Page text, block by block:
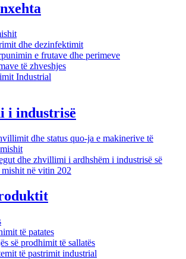
dhe dezinfektimit
e frutave dhe perimeve
të zhveshjes
Industrial
i industrisë
dhe status quo-ja e makinerive të
dhe zhvillimi i ardhshëm i industrisë së
në vitin 202
të patates
së prodhimit të sallatës
të pastrimit industrial